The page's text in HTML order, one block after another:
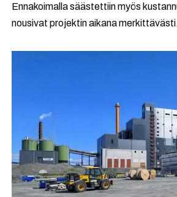
Ennakoimalla säästettiin myös
nousivat projektin aikana merkittävästi.